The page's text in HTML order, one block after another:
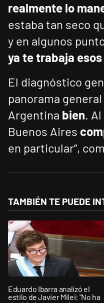
realmente lo
estaba tan seco
y en algunos
ya te trabaja
El diagnóstico
panorama
Argentina bien.
Buenos Aires
en particular”,
TAMBIÉN TE PUEDE
Eduardo Ibarra analizó el
estilo de Javier Milei: "No ha